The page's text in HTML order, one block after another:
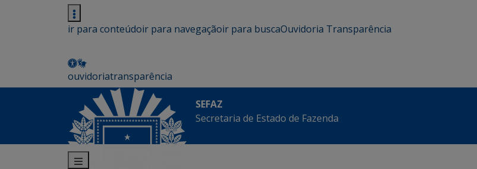
ir para conteúdoir para navegaçãoir para buscaOuvidoria Transparência
ouvidoriatransparência
SEFAZ
Secretaria de Estado de Fazenda